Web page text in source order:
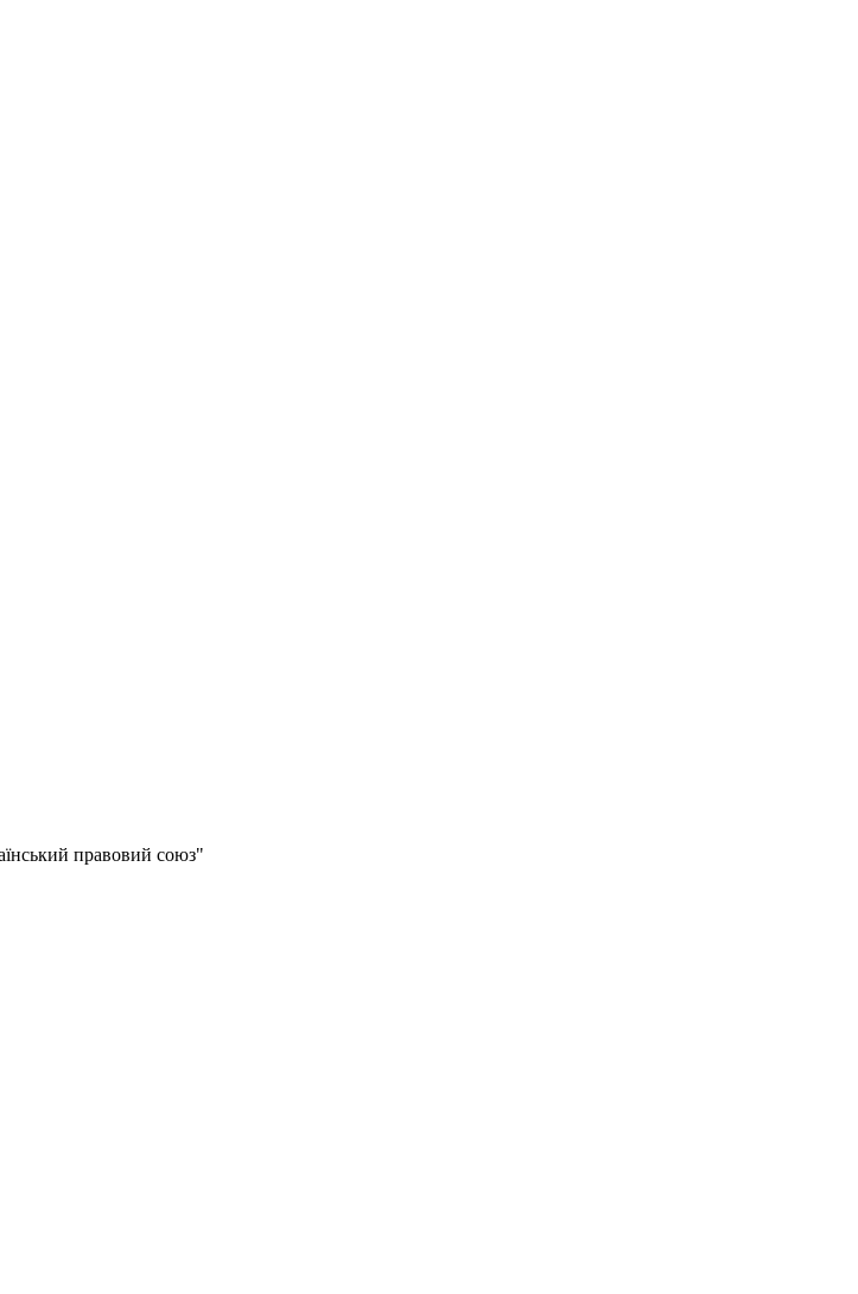
правовий союз"